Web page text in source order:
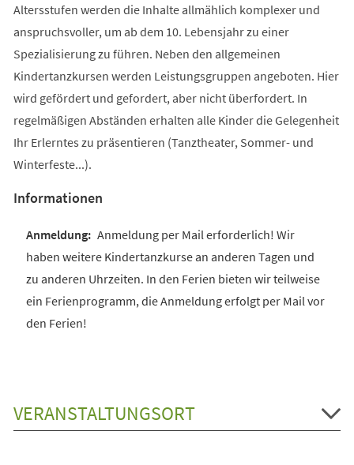
Altersstufen werden die Inhalte allmählich komplexer und
anspruchsvoller, um ab dem 10. Lebensjahr zu einer
Spezialisierung zu führen. Neben den allgemeinen
Kindertanzkursen werden Leistungsgruppen angeboten. Hier
wird gefördert und gefordert, aber nicht überfordert. In
regelmäßigen Abständen erhalten alle Kinder die Gelegenheit
Ihr Erlerntes zu präsentieren (Tanztheater, Sommer- und
Winterfeste...).
Informationen
Anmeldung per Mail erforderlich! Wir
haben weitere Kindertanzkurse an anderen Tagen und
zu anderen Uhrzeiten. In den Ferien bieten wir teilweise
ein Ferienprogramm, die Anmeldung erfolgt per Mail vor
den Ferien!
VERANSTALTUNGSORT